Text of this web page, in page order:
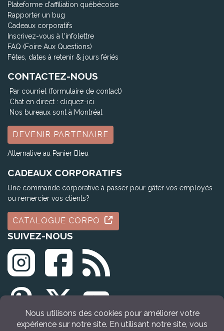
Plateforme d'affiliation québécoise
Rapporter un bug
Cadeaux corporatifs
Inscrivez-vous à l'infolettre
FAQ (Foire Aux Questions)
Fêtes, dates à retenir & jours fériés
CONTACTEZ-NOUS
Par courriel (formulaire de contact)
Chat en direct : cliquez-ici
Nos bureaux sont à Montréal
DEVENIR PARTENAIRE
Alternative au Panier Bleu
CADEAUX CORPORATIFS
Une commande corporative à passer pour gâter vos employés
ou remercier vos clients?
CATALOGUE CORPO
SUIVEZ-NOUS